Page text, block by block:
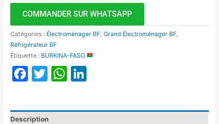
COMMANDER SUR WHATSAPP
Catégories : Électroménager BF ,Grand Électroménager BF
Réfrigérateur BF
Étiquette : BURKINA-FASO
Facebook
TwitterWhatsApp
Description